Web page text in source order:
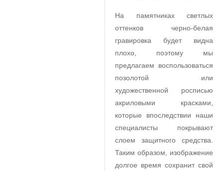
На памятниках светлых
оттенков черно-белая
гравировка будет видна
плохо, поэтому мы
предлагаем воспользоваться
позолотой или
художественной росписью
акриловыми красками,
которые впоследствии наши
специалисты покрывают
слоем защитного средства.
Таким образом, изображение
долгое время сохранит свой